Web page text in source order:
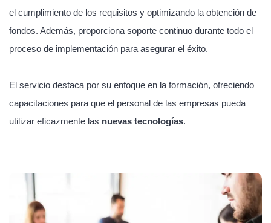
el cumplimiento de los requisitos y optimizando la obtención de
fondos. Además, proporciona soporte continuo durante todo el
proceso de implementación para asegurar el éxito.
El servicio destaca por su enfoque en la formación, ofreciendo
capacitaciones para que el personal de las empresas pueda
utilizar eficazmente las nuevas tecnologías.